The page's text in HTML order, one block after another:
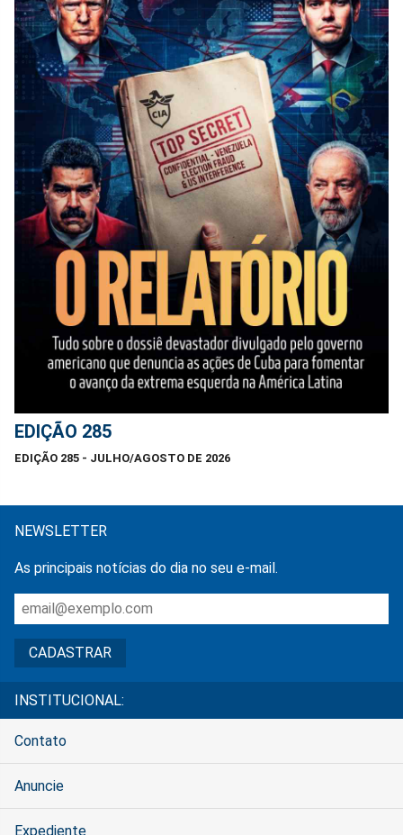
EDIÇÃO 285
EDIÇÃO 285 - JULHO/AGOSTO DE 2026
NEWSLETTER
As principais notícias do dia no seu e-mail.
INSTITUCIONAL:
Contato
Anuncie
Expediente